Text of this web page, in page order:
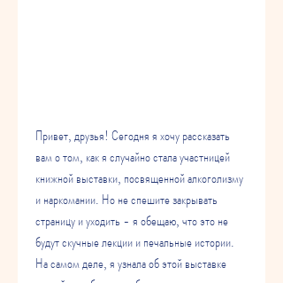
Привет, друзья! Сегодня я хочу рассказать
вам о том, как я случайно стала участницей
книжной выставки, посвященной алкоголизму
и наркомании. Но не спешите закрывать
страницу и уходить - я обещаю, что это не
будут скучные лекции и печальные истории.
На самом деле, я узнала об этой выставке